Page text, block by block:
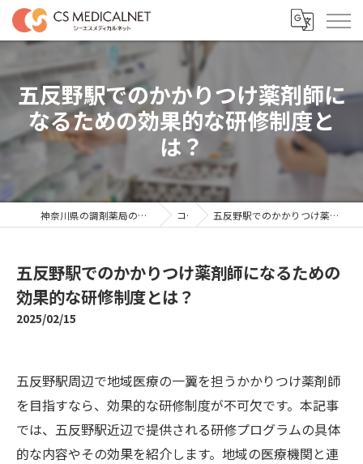
五反野駅でのかかりつけ薬剤師に
なるための効果的な研修制度と
は？
神奈川県の調剤薬局の求人ならシーエスメディカルネット コラム 五反野駅でのかかりつけ薬剤師になるための効果的な研修制度とは？
五反野駅でのかかりつけ薬剤師になるための
効果的な研修制度とは？
2025/02/15
五反野駅周辺で地域医療の一翼を担うかかりつけ薬剤師
を目指すなら、効果的な研修制度が不可欠です。本記事
では、五反野駅近辺で提供される研修プログラムの具体
的な内容やその効果を紹介します。地域の医療機関と連